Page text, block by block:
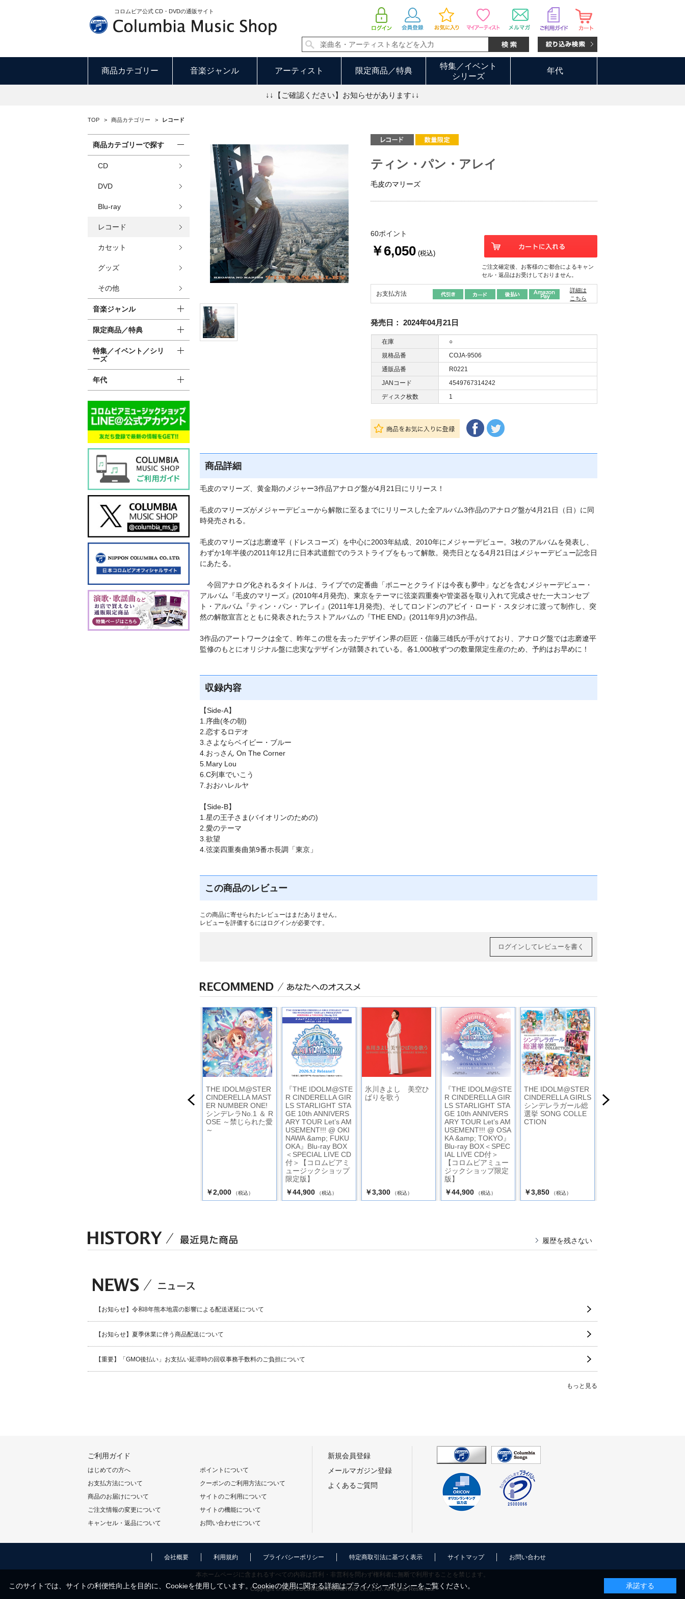
コロムビア公式 CD・DVDの通販サイト
商品カテゴリー 音楽ジャンル アーティスト 限定商品／特典
特集／イベント
シリーズ
年代
↓↓【ご確認ください】お知らせがあります↓↓
TOP > 商品カテゴリー > レコード
ティン・パン・アレイ
毛皮のマリーズ
60ポイント
￥6,050 (税込)
ご注文確定後、お客様のご都合によるキャン
セル・返品はお受けしておりません。
お支払方法
詳細は
こちら
発売日： 2024年04月21日
在庫
○
規格品番
COJA-9506
通販品番
R0221
JANコード
4549767314242
ディスク枚数
1
商品詳細
毛皮のマリーズ、黄金期のメジャー3作品アナログ盤が4月21日にリリース！
毛皮のマリーズがメジャーデビューから解散に至るまでにリリースした全アルバム3作品のアナログ盤が4月21日（日）に同
時発売される。
毛皮のマリーズは志磨遼平（ドレスコーズ）を中心に2003年結成、2010年にメジャーデビュー。3枚のアルバムを発表し、
わずか1年半後の2011年12月に日本武道館でのラストライブをもって解散。発売日となる4月21日はメジャーデビュー記念日
にあたる。
今回アナログ化されるタイトルは、ライブでの定番曲「ボニーとクライドは今夜も夢中」などを含むメジャーデビュー・
アルバム『毛皮のマリーズ』(2010年4月発売)、東京をテーマに弦楽四重奏や管楽器を取り入れて完成させた一大コンセプ
ト・アルバム『ティン・パン・アレイ』(2011年1月発売)、そしてロンドンのアビイ・ロード・スタジオに渡って制作し、突
然の解散宣言とともに発表されたラストアルバムの『THE END』(2011年9月)の3作品。
3作品のアートワークは全て、昨年この世を去ったデザイン界の巨匠・信藤三雄氏が手がけており、アナログ盤では志磨遼平
監修のもとにオリジナル盤に忠実なデザインが踏襲されている。各1,000枚ずつの数量限定生産のため、予約はお早めに！
収録内容
【Side-A】
1.序曲(冬の朝)
2.恋するロデオ
3.さよならベイビー・ブルー
4.おっさん On The Corner
5.Mary Lou
6.C列車でいこう
7.おおハレルヤ
【Side-B】
1.星の王子さま(バイオリンのための)
2.愛のテーマ
3.欲望
4.弦楽四重奏曲第9番ホ長調「東京」
この商品のレビュー
この商品に寄せられたレビューはまだありません。
レビューを評価するには ログインが必要です。
ログインしてレビューを書く
THE IDOLM@STER
CINDERELLA MAST
ER NUMBER ONE!
シンデレラNo.1 ＆ R
OSE ～禁じられた愛
～
￥2,000 （税込）
『THE IDOLM@STE
R CINDERELLA GIR
LS STARLIGHT STA
GE 10th ANNIVERS
ARY TOUR Let’s AM
USEMENT!!! @ OKI
NAWA &amp; FUKU
OKA』Blu-ray BOX
＜SPECIAL LIVE CD
付＞【コロムビアミ
ュージックショップ
限定版】
￥44,900
（税込）
氷川きよし 美空ひ
ばりを歌う
￥3,300 （税込）
『THE IDOLM@STE
R CINDERELLA GIR
LS STARLIGHT STA
GE 10th ANNIVERS
ARY TOUR Let’s AM
USEMENT!!! @ OSA
KA &amp; TOKYO』
Blu-ray BOX＜SPEC
IAL LIVE CD付＞
【コロムビアミュー
ジックショップ限定
版】
￥44,900
（税込）
THE IDOLM@STER
CINDERELLA GIRLS
シンデレラガール総
選挙 SONG COLLE
CTION
￥3,850 （税込）
TH 180gx2 Definitive
商品カテゴリーで探す
CD
DVD
Blu-ray
レコード
カセット
グッズ
その他
音楽ジャンル
限定商品／特典
特集／イベント／シリ
ーズ
年代
履歴を残さない
【お知らせ】令和8年熊本地震の影響による配送遅延について
【お知らせ】夏季休業に伴う商品配送について
【重要】「GMO後払い」お支払い延滞時の回収事務手数料のご負担について
もっと見る
ご利用ガイド
はじめての方へ
お支払方法について
商品のお届けについて
ご注文情報の変更について
キャンセル・返品について
ポイントについて
クーポンのご利用方法について
サイトのご利用について
サイトの機能について
お問い合わせについて
新規会員登録
メールマガジン登録
よくあるご質問
会社概要 利用規約 プライバシーポリシー 特定商取引法に基づく表示 サイトマップ お問い合わせ
本ホームページに含まれるすべての内容は営利・非営利を問わず権利者に無断で利用することを禁じます。
Copyright © 2026 COLUMBIA MARKETING CO.,LTD. All Rights Reserved.
このサイトでは、サイトの利便性向上を目的に、Cookieを使用しています。Cookieの使用に関する詳細はプライバシーポリシーをご覧ください。 承諾する